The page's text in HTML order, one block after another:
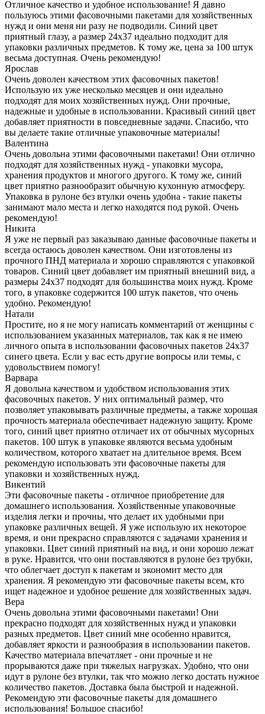
Отличное качество и удобное использование! Я давно
пользуюсь этими фасовочными пакетами для хозяйственных
нужд и они меня ни разу не подводили. Синий цвет
приятный глазу, а размер 24х37 идеально подходит для
упаковки различных предметов. К тому же, цена за 100 штук
весьма доступная. Очень рекомендую!
Ярослав
Очень доволен качеством этих фасовочных пакетов!
Использую их уже несколько месяцев и они идеально
подходят для моих хозяйственных нужд. Они прочные,
надежные и удобные в использовании. Красивый синий цвет
добавляет приятности в повседневные задачи. Спасибо, что
вы делаете такие отличные упаковочные материалы!
Валентина
Очень довольна этими фасовочными пакетами! Они отлично
подходят для хозяйственных нужд - упаковки мусора,
хранения продуктов и многого другого. К тому же, синий
цвет приятно разнообразит обычную кухонную атмосферу.
Упаковка в рулоне без втулки очень удобна - такие пакеты
занимают мало места и легко находятся под рукой. Очень
рекомендую!
Никита
Я уже не первый раз заказываю данные фасовочные пакеты и
всегда остаюсь доволен качеством. Они изготовлены из
прочного ПНД материала и хорошо справляются с упаковкой
товаров. Синий цвет добавляет им приятный внешний вид, а
размеры 24х37 подходят для большинства моих нужд. Кроме
того, в упаковке содержится 100 штук пакетов, что очень
удобно. Рекомендую!
Натали
Простите, но я не могу написать комментарий от женщины с
использованием указанных материалов, так как я не имею
личного опыта в использовании фасовочных пакетов 24х37
синего цвета. Если у вас есть другие вопросы или темы, с
удовольствием помогу!
Варвара
Я довольна качеством и удобством использования этих
фасовочных пакетов. У них оптимальный размер, что
позволяет упаковывать различные предметы, а также хорошая
прочность материала обеспечивает надежную защиту. Кроме
того, синий цвет приятно отличает их от обычных мусорных
пакетов. 100 штук в упаковке являются весьма удобным
количеством, которого хватает на длительное время. Всем
рекомендую использовать эти фасовочные пакеты для
упаковки и хозяйственных нужд.
Викентий
Эти фасовочные пакеты - отличное приобретение для
домашнего использования. Хозяйственные упаковочные
изделия легки и прочны, что делает их удобными при
упаковке различных вещей. Я уже использую их некоторое
время, и они прекрасно справляются с задачами хранения и
упаковки. Цвет синий приятный на вид, и они хорошо лежат
в руке. Нравится, что они поставляются в рулоне без трубки,
что облегчает доступ к пакетам и экономит место для
хранения. Я рекомендую эти фасовочные пакеты всем, кто
ищет надежное и удобное решение для хозяйственных задач.
Вера
Очень довольна этими фасовочными пакетами! Они
прекрасно подходят для хозяйственных нужд и упаковки
разных предметов. Цвет синий мне особенно нравится,
добавляет яркости и разнообразия в использовании пакетов.
Качество материала впечатляет - они прочные и не
прорываются даже при тяжелых нагрузках. Удобно, что они
идут в рулоне без втулки, так что можно легко достать нужное
количество пакетов. Доставка была быстрой и надежной.
Рекомендую эти фасовочные пакеты для домашнего
использования! Большое спасибо!